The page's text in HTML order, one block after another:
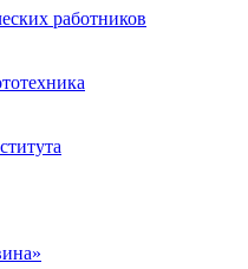
работников